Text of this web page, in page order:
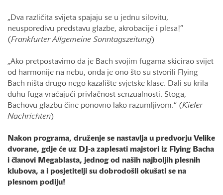
„Dva različita svijeta spajaju se u jednu silovitu,
neusporedivu predstavu glazbe, akrobacije i plesa!“
( Frankfurter Allgemeine Sonntagszeitung)
„Ako pretpostavimo da je Bach svojim fugama skicirao svijet
od harmonije na nebu, onda je ono što su stvorili Flying
Bach ništa drugo nego kazalište svjetske klase. Dali su krila
duhu fuga vraćajući privlačnost senzualnosti. Stoga,
Bachovu glazbu čine ponovno lako razumljivom.“ ( Kieler
Nachrichten)
Nakon programa, druženje se nastavlja u predvorju Velike
dvorane, gdje će uz DJ-a zaplesati majstori iz Flying Bacha
i članovi Megablasta, jednog od naših najboljih plesnih
klubova, a i posjetitelji su dobrodošli okušati se na
plesnom podiju!